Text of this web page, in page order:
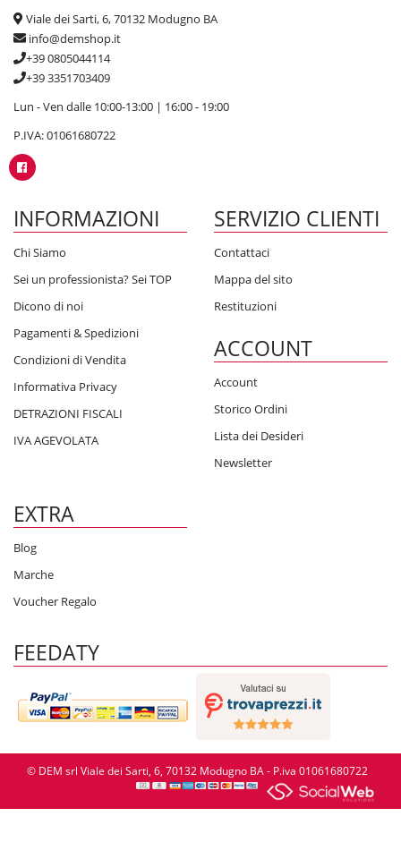
Viale dei Sarti, 6, 70132 Modugno BA
info@demshop.it
+39 0805044114
+39 3351703409
Lun - Ven dalle 10:00-13:00 | 16:00 - 19:00
P.IVA: 01061680722
INFORMAZIONI
Chi Siamo
Sei un professionista? Sei TOP
Dicono di noi
Pagamenti & Spedizioni
Condizioni di Vendita
Informativa Privacy
DETRAZIONI FISCALI
IVA AGEVOLATA
SERVIZIO CLIENTI
Contattaci
Mappa del sito
Restituzioni
ACCOUNT
Account
Storico Ordini
Lista dei Desideri
Newsletter
EXTRA
Blog
Marche
Voucher Regalo
FEEDATY
© DEM srl Viale dei Sarti, 6, 70132 Modugno BA - P.iva 01061680722